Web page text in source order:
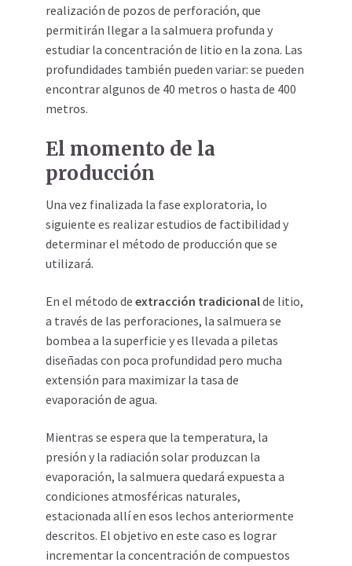
realización de pozos de perforación, que
permitirán llegar a la salmuera profunda y
estudiar la concentración de litio en la zona. Las
profundidades también pueden variar: se pueden
encontrar algunos de 40 metros o hasta de 400
metros.
El momento de la
producción
Una vez finalizada la fase exploratoria, lo
siguiente es realizar estudios de factibilidad y
determinar el método de producción que se
utilizará.
En el método de extracción tradicionalde litio,
a través de las perforaciones, la salmuera se
bombea a la superficie y es llevada a piletas
diseñadas con poca profundidad pero mucha
extensión para maximizar la tasa de
evaporación de agua.
Mientras se espera que la temperatura, la
presión y la radiación solar produzcan la
evaporación, la salmuera quedará expuesta a
condiciones atmosféricas naturales,
estacionada allí en esos lechos anteriormente
descritos. El objetivo en este caso es lograr
incrementar la concentración de compuestos